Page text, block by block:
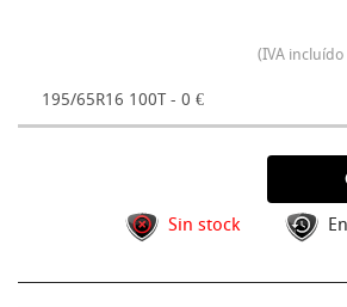
(IVA
195/65R16 100T - 0 €
Sin stock